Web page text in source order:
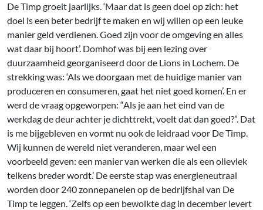
De Timp groeit jaarlijks. ‘Maar dat is geen doel op zich: het
doel is een beter bedrijf te maken en wij willen op een leuke
manier geld verdienen. Goed zijn voor de omgeving en alles
wat daar bij hoort’. Domhof was bij een lezing over
duurzaamheid georganiseerd door de Lions in Lochem. De
strekking was: ‘Als we doorgaan met de huidige manier van
produceren en consumeren, gaat het niet goed komen’. En er
werd de vraag opgeworpen: “Als je aan het eind van de
werkdag de deur achter je dichttrekt, voelt dat dan goed?”. Dat
is me bijgebleven en vormt nu ook de leidraad voor De Timp.
Wij kunnen de wereld niet veranderen, maar wel een
voorbeeld geven: een manier van werken die als een olievlek
telkens breder wordt.’ De eerste stap was energieneutraal
worden door 240 zonnepanelen op de bedrijfshal van De
Timp te leggen. ‘Zelfs op een bewolkte dag in december levert